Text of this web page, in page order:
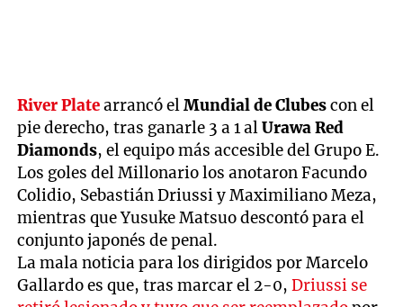
River Platearrancó elMundial de Clubescon el
pie derecho, tras ganarle 3 a 1 alUrawa Red
Diamonds, el equipo más accesible del Grupo E.
Los goles del Millonario los anotaron Facundo
Colidio, Sebastián Driussi y Maximiliano Meza,
mientras que Yusuke Matsuo descontó para el
conjunto japonés de penal.
La mala noticia para los dirigidos por Marcelo
Gallardo es que, tras marcar el 2-0,Driussi se